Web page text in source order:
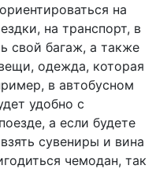
на
на транспорт, в
свой багаж, а также
одежда, которая
в автобусном
удобно с
а если будете
сувениры и вина
чемодан, так